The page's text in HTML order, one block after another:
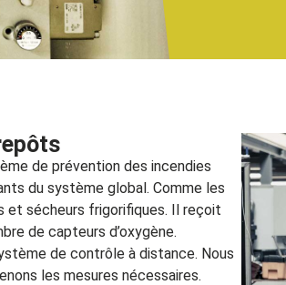
de prévention des incendies
du système global. Comme les
et sécheurs frigorifiques. Il reçoit
de capteurs d’oxygène.
de contrôle à distance. Nous
les mesures nécessaires.